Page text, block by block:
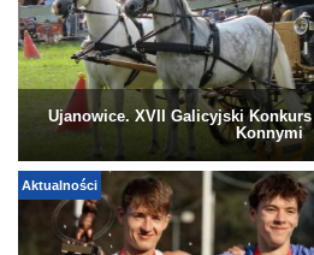
Ujanowice. XVII Galicyjski
Konnymi
Aktualności